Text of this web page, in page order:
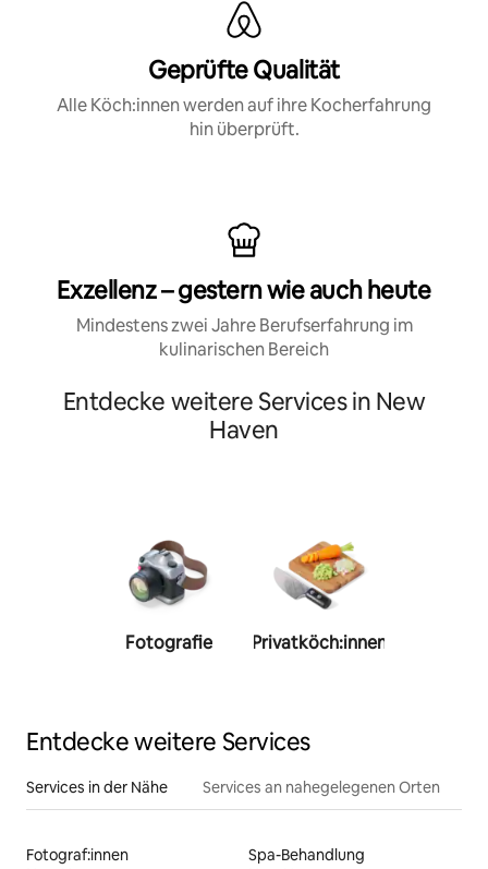
Geprüfte Qualität
Alle Köch:innen werden auf ihre Kocherfahrung
hin überprüft.
Exzellenz – gestern wie auch heute
Mindestens zwei Jahre Berufserfahrung im
kulinarischen Bereich
Entdecke weitere Services in New
Haven
Fotografie Privatköch:innen
Entdecke weitere Services
Services in der Nähe Services an nahegelegenen Orten
Fotograf:innen
Spa-Behandlung